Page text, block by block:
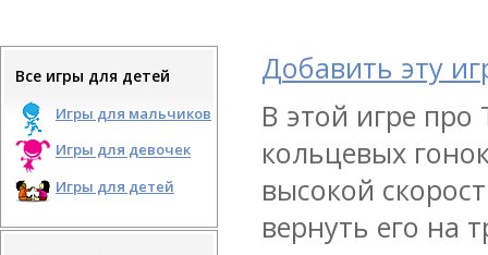
Все игры для детей
Игры для мальчиков
Игры для девочек
Игры для детей
Добавить эту
В этой игре про
кольцевых
высокой
вернуть его на